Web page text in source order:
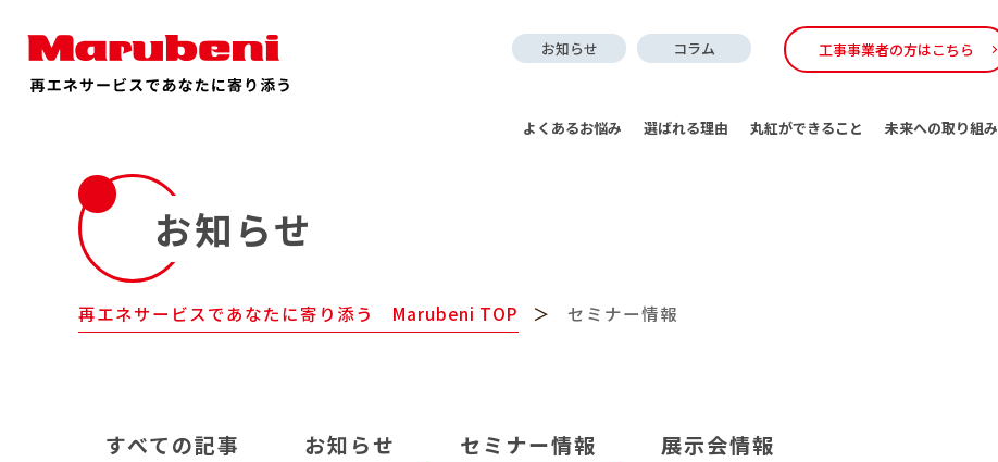
お知らせ コラム 工事事業者の方はこちら
よくあるお悩み 選ばれる理由 丸紅ができること 未来への取り組み
お知らせ
再エネサービスであなたに寄り添う Marubeni TOP セミナー情報
すべての記事 お知らせ セミナー情報 展示会情報